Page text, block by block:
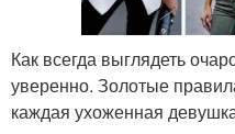
Как всегда выглядеть
уверенно. Золотые
каждая ухоженная